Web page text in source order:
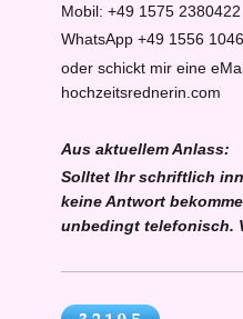
Mobil: +49 1575 2380422
WhatsApp +49 1556
oder schickt mir eine
hochzeitsrednerin.com
Aus aktuellem Anlass:
Solltet Ihr schriftlich
keine Antwort
unbedingt telefonisch.